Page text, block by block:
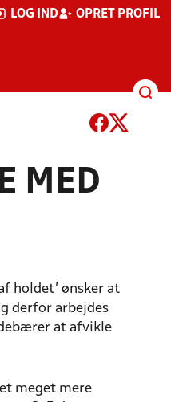
LOG IND OPRET PROFIL
MED
holdet' ønsker at
derfor arbejdes
at afvikle
meget mere